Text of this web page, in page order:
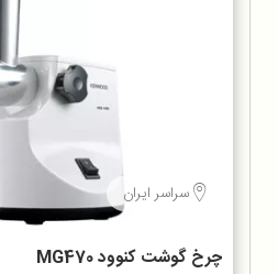
سراسر ایران
چرخ گوشت کنوود MG470